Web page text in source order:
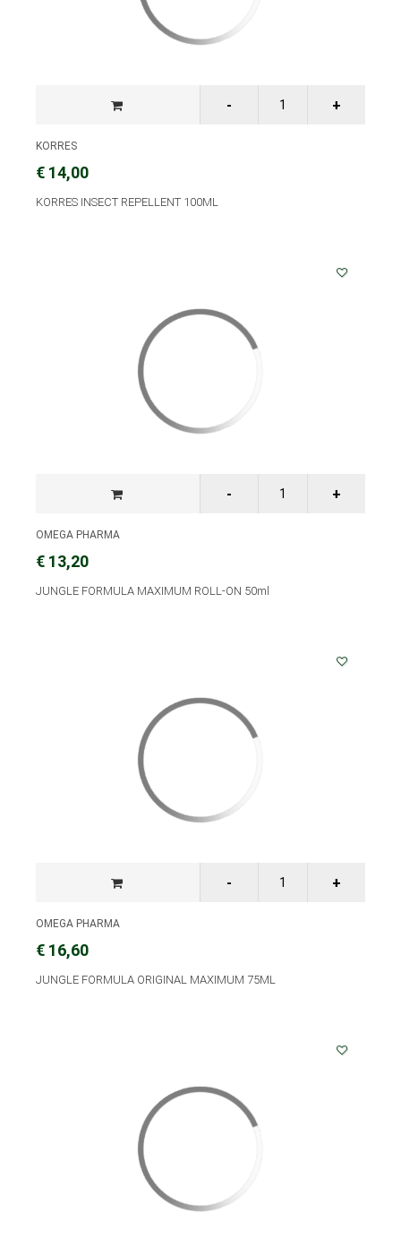
KORRES
€ 14,00
KORRES INSECT REPELLENT 100ML
OMEGA PHARMA
€ 13,20
JUNGLE FORMULA MAXIMUM ROLL-ON 50ml
OMEGA PHARMA
€ 16,60
JUNGLE FORMULA ORIGINAL MAXIMUM 75ML